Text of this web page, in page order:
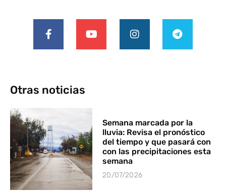
Otras noticias
Semana marcada por la
lluvia: Revisa el pronóstico
del tiempo y que pasará con
con las precipitaciones esta
semana
20/07/2026